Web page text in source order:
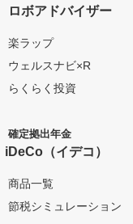
ロボアドバイザー
楽ラップ
ウェルスナビ×R
らくらく投資
確定拠出年金
iDeCo（イデコ）
商品一覧
節税シミュレーション